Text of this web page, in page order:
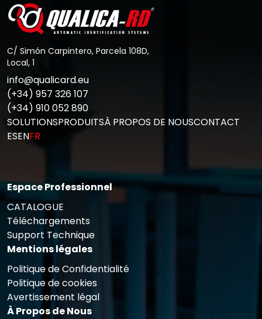
Aller au Post
C/ Simón Carpintero, Parcela 108D,
Local, 1
info@qualicard.eu
(+34) 957 326 107
(+34) 910 052 890
SOLUTIONSPRODUITSÀ PROPOS DE NOUSCONTACT
ESENFR
Espace Professionnel
CATALOGUE
Téléchargements
Support Technique
Mentions légales
Politique de Confidentialité
Politique de cookies
Avertissement légal
À Propos de Nous